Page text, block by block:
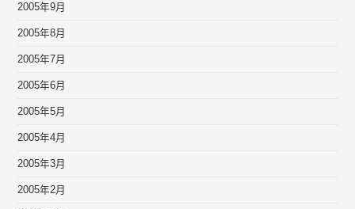
2005年9月
2005年8月
2005年7月
2005年6月
2005年5月
2005年4月
2005年3月
2005年2月